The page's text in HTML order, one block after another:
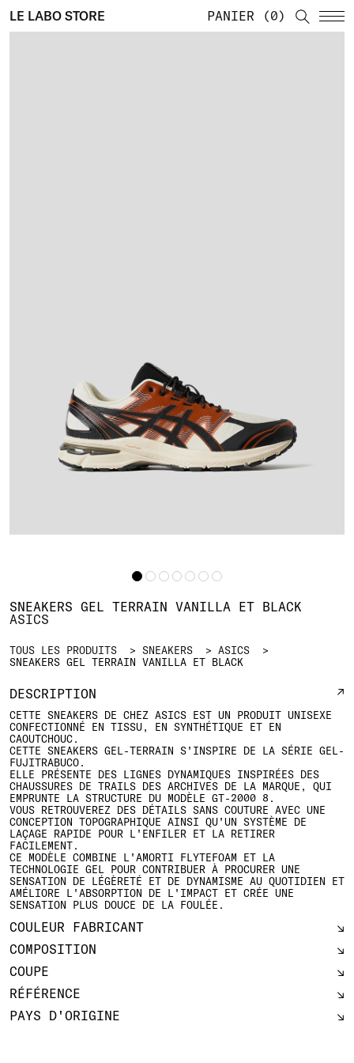
LE LABO STORE PANIER 0
TOUS LES PRODUITS SNEAKERS
ASICS
SNEAKERS GEL TERRAIN VANILLA ET BLACK
SNEAKERS GEL TERRAIN VANILLA ET BLACK
ASICS
DESCRIPTION
CETTE SNEAKERS DE CHEZ ASICS EST UN PRODUIT UNISEXE
CONFECTIONNÉ EN TISSU, EN SYNTHÉTIQUE ET EN
CAOUTCHOUC.
CETTE SNEAKERS GEL-TERRAIN S'INSPIRE DE LA SÉRIE GEL-
FUJITRABUCO.
ELLE PRÉSENTE DES LIGNES DYNAMIQUES INSPIRÉES DES
CHAUSSURES DE TRAILS DES ARCHIVES DE LA MARQUE, QUI
EMPRUNTE LA STRUCTURE DU MODÈLE GT-2000 8.
VOUS RETROUVEREZ DES DÉTAILS SANS COUTURE AVEC UNE
CONCEPTION TOPOGRAPHIQUE AINSI QU'UN SYSTÈME DE
LAÇAGE RAPIDE POUR L'ENFILER ET LA RETIRER
FACILEMENT.​
CE MODÈLE COMBINE L'AMORTI FLYTEFOAM ET LA
TECHNOLOGIE GEL POUR CONTRIBUER À PROCURER UNE
SENSATION DE LÉGÈRETÉ ET DE DYNAMISME AU QUOTIDIEN ET
AMÉLIORE L'ABSORPTION DE L'IMPACT ET CRÉE UNE
SENSATION PLUS DOUCE DE LA FOULÉE.
COULEUR FABRICANT
COMPOSITION
COUPE
RÉFÉRENCE
PAYS D'ORIGINE